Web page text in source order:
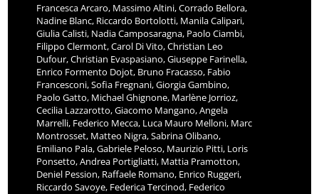
Francesca Arcaro, Massimo Altini, Corrado Bellora,
Nadine Blanc, Riccardo Bortolotti, Manila Calipari,
Giulia Calisti, Nadia Camposaragna, Paolo Ciambi,
Filippo Clermont, Carol Di Vito, Christian Leo
Dufour, Christian Evaspasiano, Giuseppe Farinella,
Enrico Formento Dojot, Bruno Fracasso, Fabio
Francesconi, Sofia Fregnani, Giorgia Gambino,
Paolo Gatto, Michael Ghignone, Marlène Jorrioz,
Cecilia Lazzarotto, Giacomo Mangano, Angela
Marrelli, Federico Mecca, Luca Mauro Melloni, Marc
Montrosset, Matteo Nigra, Sabrina Olibano,
Emiliano Pala, Gabriele Peloso, Maurizio Pitti, Loris
Ponsetto, Andrea Portigliatti, Mattia Pramotton,
Deniel Pession, Raffaele Romano, Enrico Ruggeri,
Riccardo Savoye, Federica Tercinod, Federico